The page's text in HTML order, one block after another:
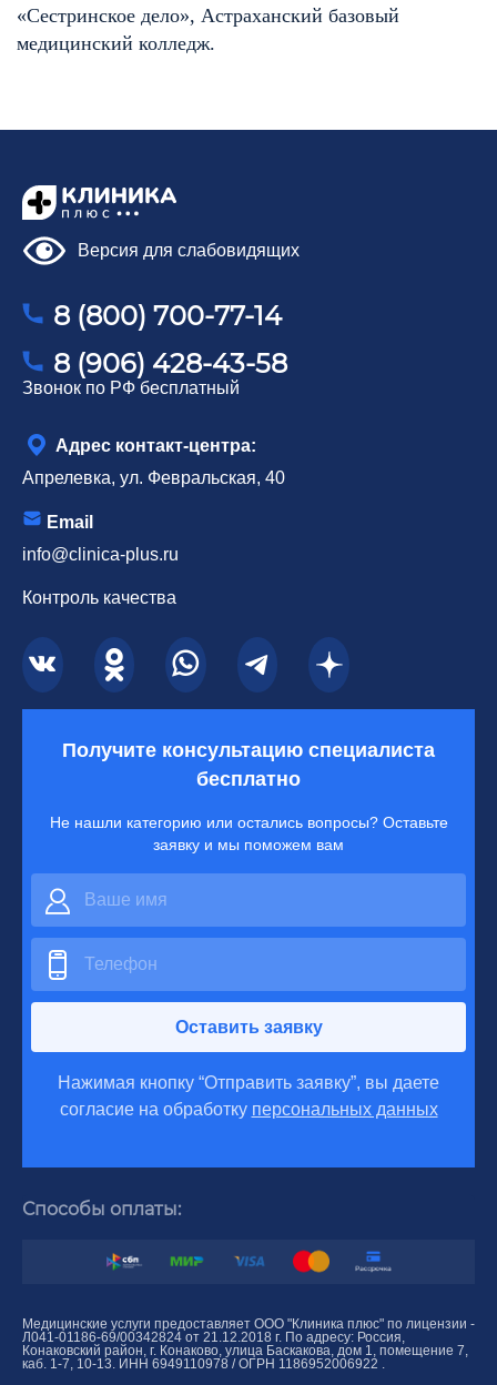
ОТЗЫВЫ
«Сестринское дело», Астраханский базовый
медицинский колледж.
Версия для слабовидящих
8 (800) 700-77-14
8 (906) 428-43-58
Звонок по РФ бесплатный
Адрес контакт-центра:
Апрелевка, ул. Февральская, 40
Email
info@clinica-plus.ru
Контроль качества
Способы оплаты:
Получите консультацию специалиста
бесплатно
Не нашли категорию или остались вопросы? Оставьте
заявку и мы поможем вам
Оставить заявку
Нажимая кнопку “Отправить заявку”, вы даете
согласие на обработку персональных данных
Медицинские услуги предоставляет ООО "Клиника плюс" по лицензии -
Л041-01186-69/00342824 от 21.12.2018 г. По адресу: Россия,
Конаковский район, г. Конаково, улица Баскакова, дом 1, помещение 7,
каб. 1-7, 10-13. ИНН 6949110978 / ОГРН 1186952006922 .